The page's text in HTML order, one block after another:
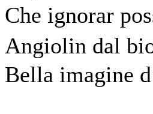
Che ignorar
Angiolin dal
Bella imagine